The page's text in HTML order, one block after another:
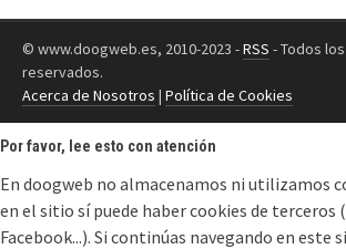
© www.doogweb.es, 2010-2023 -RSS - Todos
reservados.
Acerca de Nosotros | Política de Cookies
Por favor, lee esto con atención
En doogweb no almacenamos ni utilizamos
en el sitio sí puede haber cookies de terceros
Facebook...). Si continúas navegando en este